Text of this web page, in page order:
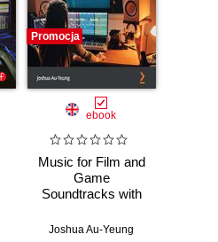
Promocja
ebook
Music for Film and
Game
Soundtracks with
music production,
Joshua Au-Yeung